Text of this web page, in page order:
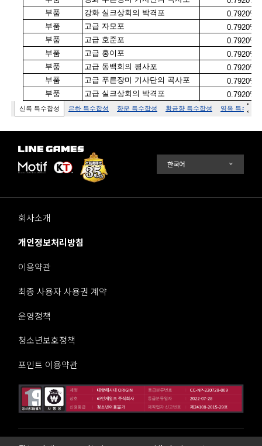
회사소개
개인정보처리방침
이용약관
최종 사용자 사용권 계약
운영정책
청소년보호정책
포인트 이용약관